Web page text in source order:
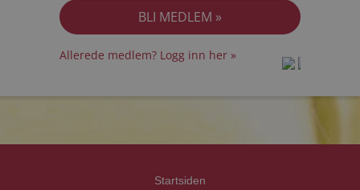
Allerede medlem? Logg inn her »
Startsiden